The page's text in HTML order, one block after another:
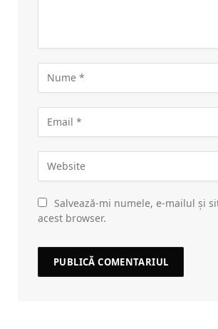
Salvează-mi numele, e-mailul și
acest browser.